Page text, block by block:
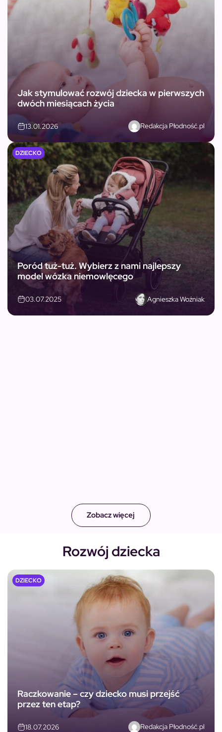
Zobacz więcej
Jak stymulować rozwój dziecka w pierwszych
dwóch miesiącach życia
13.01.2026 Redakcja Płodność.pl
Poród tuż-tuż. Wybierz z nami najlepszy
model wózka niemowlęcego
03.07.2025 Agnieszka Woźniak
DZIECKO
Rozwój dziecka
Raczkowanie – czy dziecko musi przejść
przez ten etap?
18.07.2026 Redakcja Płodność.pl
DZIECKO